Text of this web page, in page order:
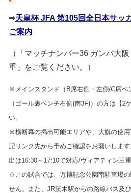
➡天皇杯 JFA 第105回全日本サッ
ご案内
（「マッチナンバー36 ガンバ大
重」をご覧ください。）
※メインスタンド（B席右側・左側/C席ベ
（ゴール裏ベンチ右側(南3F)）の方は【2
い。
※横断幕の掲出可能エリアや、大旗の使
記リンク先から予めご確認をお願いしま
出は16:30～17:10で対応/ヴィアティン三
※この試合では、万博記念公園南駐車場
せん。また、JR茨木駅からの路線バス及